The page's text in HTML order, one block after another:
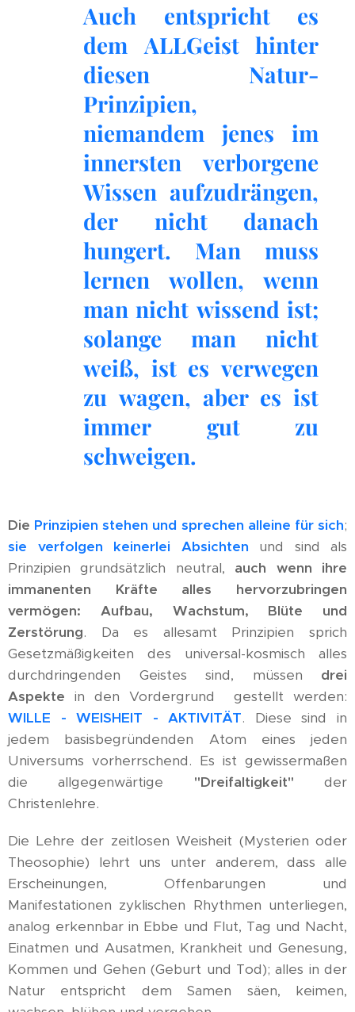
Auch entspricht es
dem ALLGeist hinter
diesen Natur-
Prinzipien,
niemandem jenes im
innersten verborgene
Wissen aufzudrängen,
der nicht danach
hungert. Man muss
lernen wollen, wenn
man nicht wissend ist;
solange man nicht
weiß, ist es verwegen
zu wagen, aber es ist
immer gut zu
schweigen.
Die Prinzipien stehen und sprechen alleine für sich;
sie verfolgen keinerlei Absichten und sind als
Prinzipien grundsätzlich neutral, auch wenn ihre
immanenten Kräfte alles hervorzubringen
vermögen: Aufbau, Wachstum, Blüte und
Zerstörung. Da es allesamt Prinzipien sprich
Gesetzmäßigkeiten des universal-kosmisch alles
durchdringenden Geistes sind, müssen drei
Aspekte in den Vordergrund gestellt werden:
WILLE - WEISHEIT - AKTIVITÄT. Diese sind in
jedem basisbegründenden Atom eines jeden
Universums vorherrschend. Es ist gewissermaßen
die allgegenwärtige "Dreifaltigkeit" der
Christenlehre.
Die Lehre der zeitlosen Weisheit (Mysterien oder
Theosophie) lehrt uns unter anderem, dass alle
Erscheinungen, Offenbarungen und
Manifestationen zyklischen Rhythmen unterliegen,
analog erkennbar in Ebbe und Flut, Tag und Nacht,
Einatmen und Ausatmen, Krankheit und Genesung,
Kommen und Gehen (Geburt und Tod); alles in der
Natur entspricht dem Samen säen, keimen,